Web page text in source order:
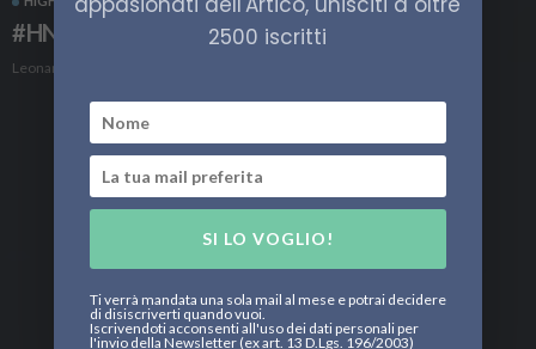
#HN24Daily, Diario di Bordo 29 Luglio
Leonardo Parigi
2500 iscritti
SI LO VOGLIO!
Ti verrà mandata una sola mail al mese e potrai decidere
di disiscriverti quando vuoi.
Iscrivendoti acconsenti all'uso dei dati personali per
l'invio della Newsletter (ex art. 13 D.Lgs. 196/2003)